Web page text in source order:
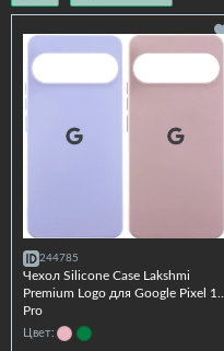
от дешёвых к дорогим
от дорогих к дешёвым
по имени
новинки
244785
Чехол Silicone Case Lakshmi
Premium Logo для Google Pixel 10
Pro
Цвет: